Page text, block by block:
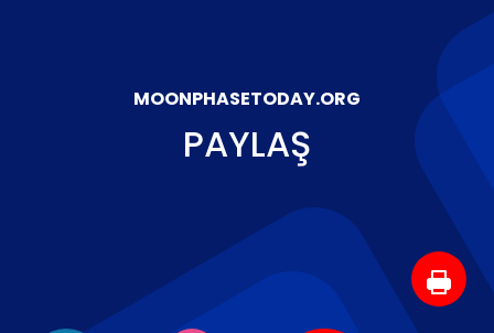
MOONPHASETODAY.ORG
PAYLAŞ